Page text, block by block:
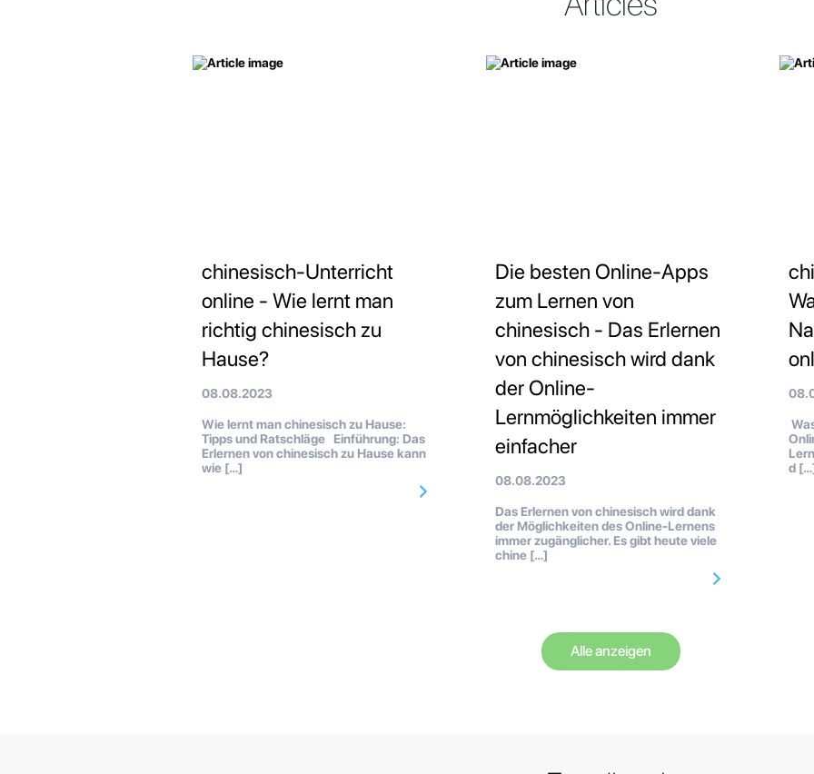
chinesisch-Unterricht
online - Wie lernt man
richtig chinesisch zu
Hause?
08.08.2023
Wie lernt man chinesisch zu Hause:
Tipps und Ratschläge Einführung: Das
Erlernen von chinesisch zu Hause kann
wie […]
Die besten Online-Apps
zum Lernen von
chinesisch - Das Erlernen
von chinesisch wird dank
der Online-
Lernmöglichkeiten immer
einfacher
08.08.2023
Das Erlernen von chinesisch wird dank
der Möglichkeiten des Online-Lernens
immer zugänglicher. Es gibt heute viele
chine […]
d
Alle anzeigen